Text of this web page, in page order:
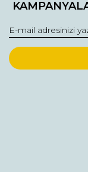
Görüş ve
Ürün resmi
Ürün
Ürün fiyatı